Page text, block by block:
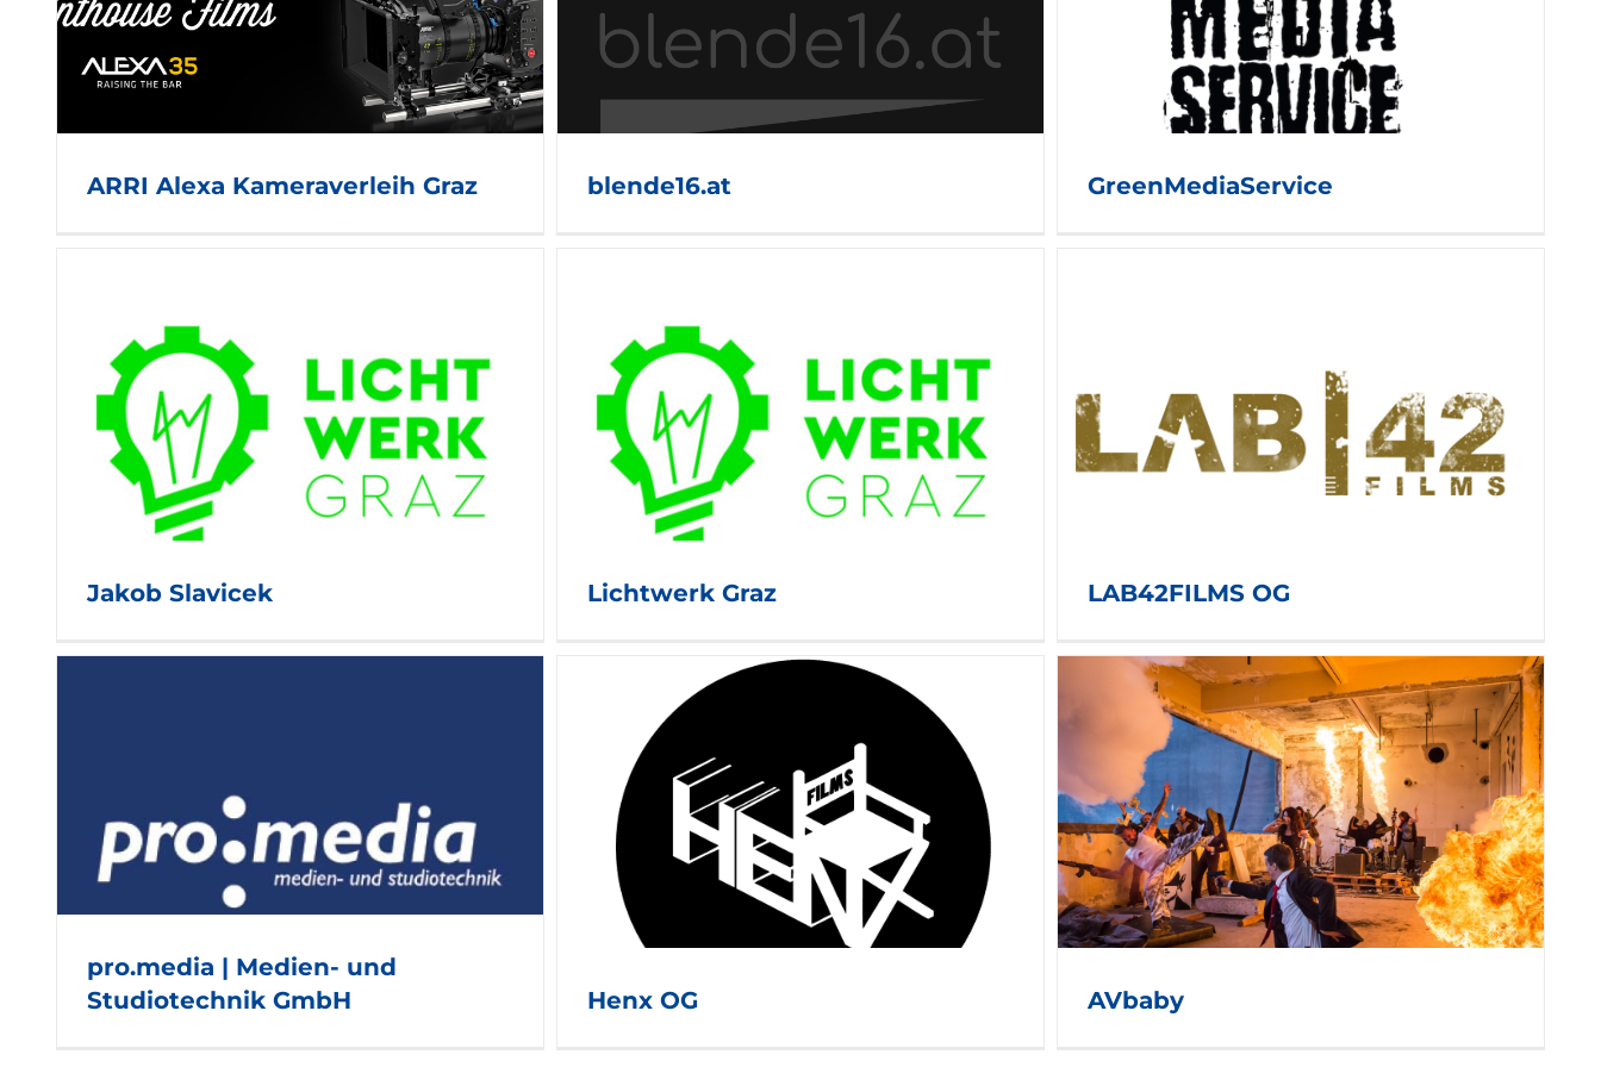
ARRI Alexa Kameraverleih Graz
blende16.at
blende16.at
GreenMediaService
GreenMediaService
Jakob Slavicek
Lichtwerk Graz
Lichtwerk Graz
LAB42FILMS OG
LAB42FILMS OG
pro.media | Medien- und
Studiotechnik GmbH
Henx OG
Henx OG
AVbaby
AVbaby